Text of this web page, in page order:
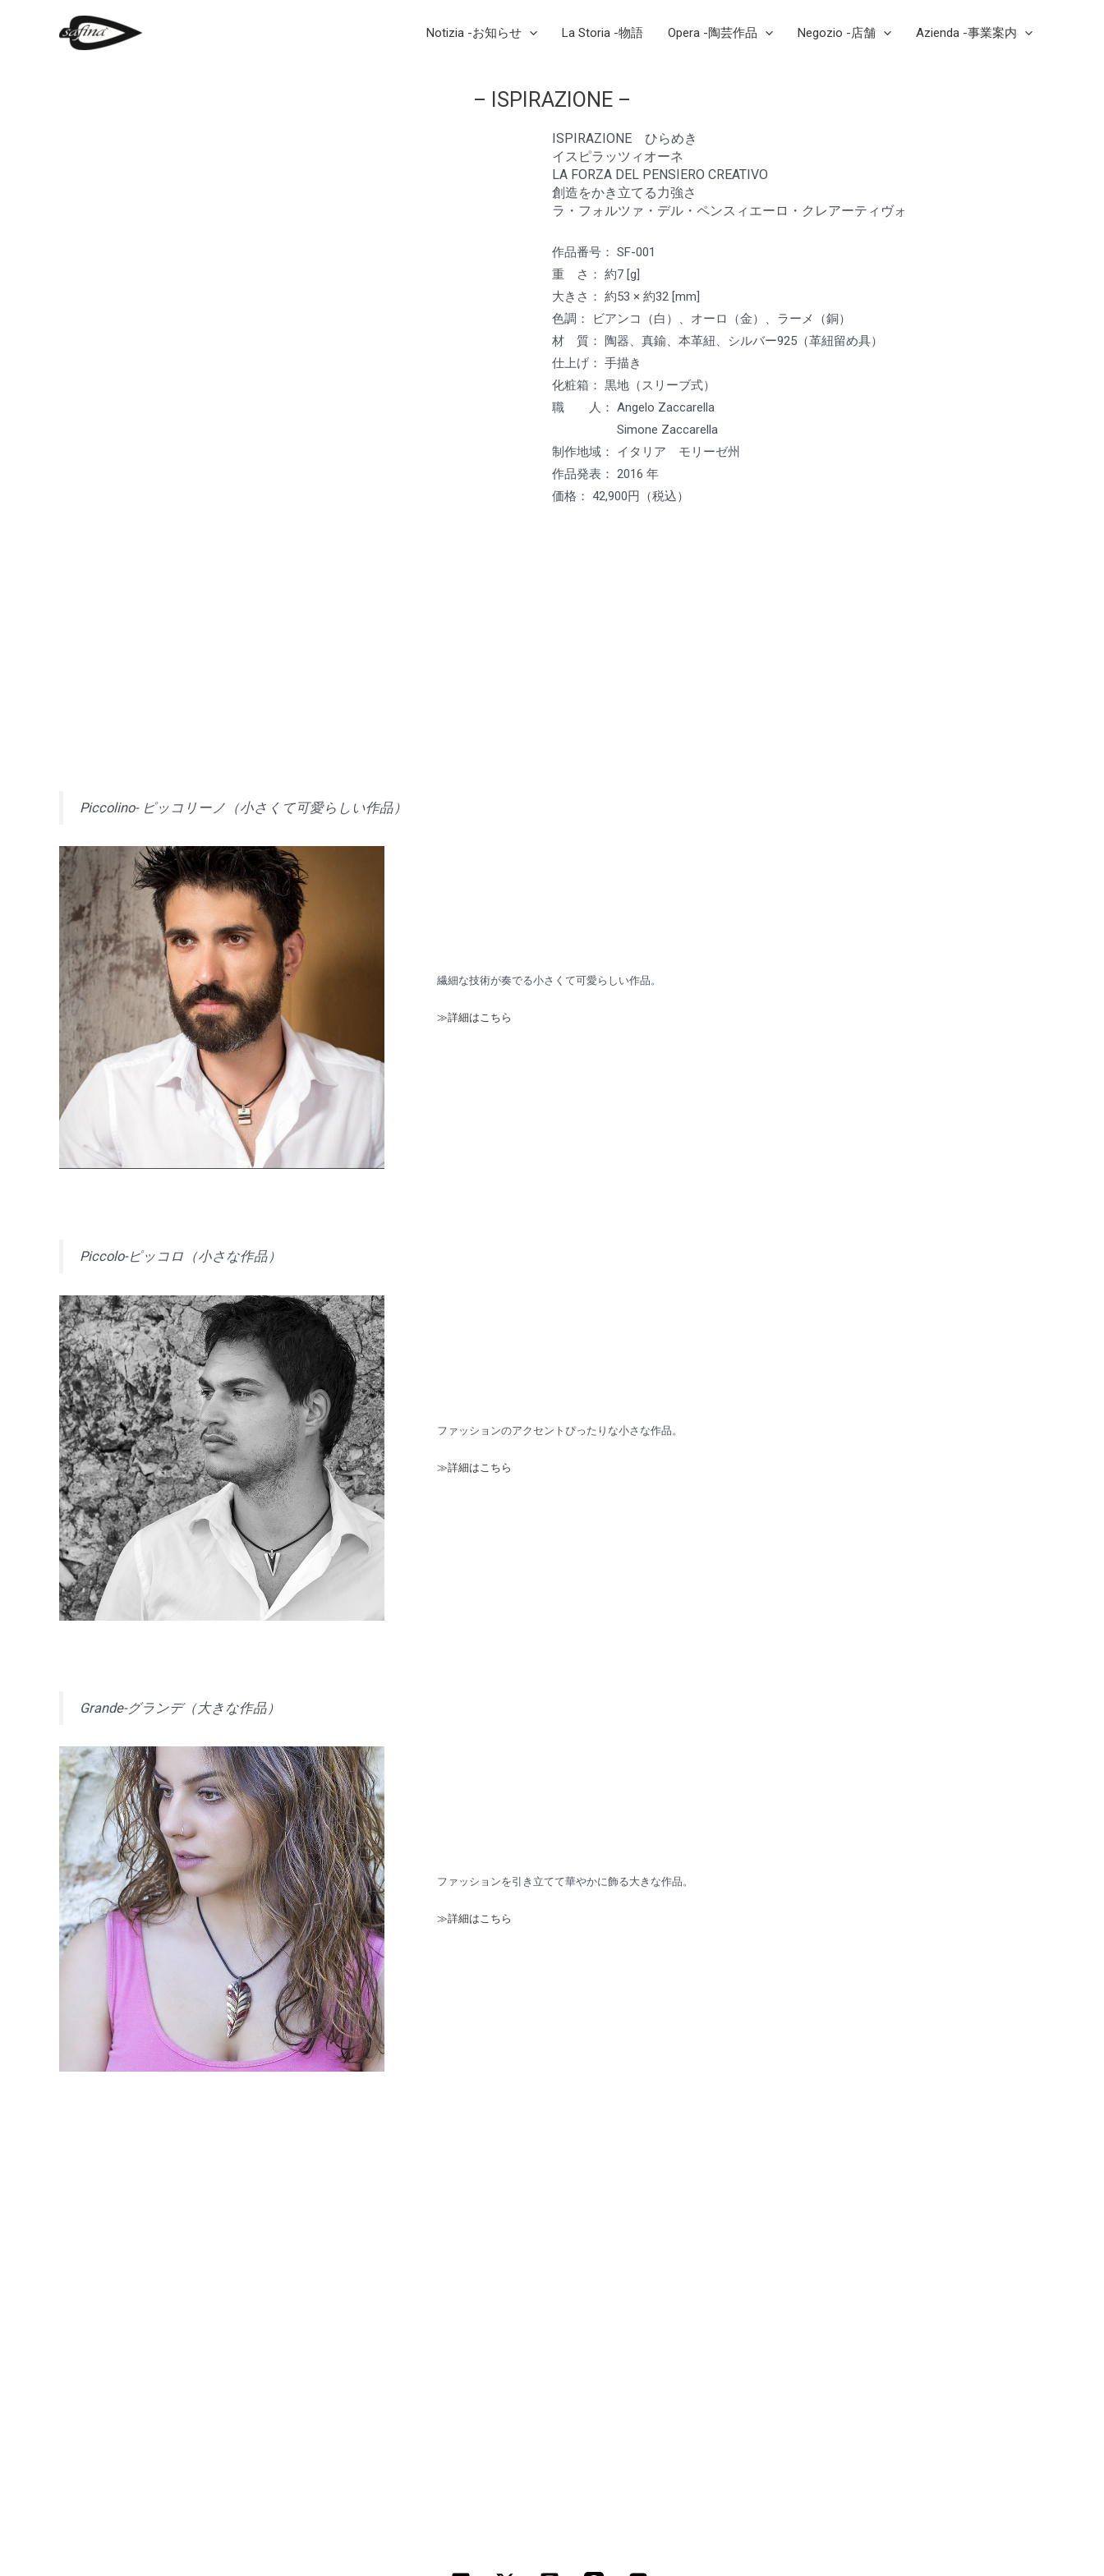
Notizia -お知らせ La Storia -物語 Opera -陶芸作品 Negozio -店舗 Azienda -事業案内
– ISPIRAZIONE –
ISPIRAZIONE ひらめき
イスピラッツィオーネ
LA FORZA DEL PENSIERO CREATIVO
創造をかき立てる力強さ
ラ・フォルツァ・デル・ペンスィエーロ・クレアーティヴォ
作品番号： SF-001
重 さ： 約7 [g]
大きさ： 約53 × 約32 [mm]
色調： ビアンコ（白）、オーロ（金）、ラーメ（銅）
材 質： 陶器、真鍮、本革紐、シルバー925（革紐留め具）
仕上げ： 手描き
化粧箱： 黒地（スリーブ式）
職 人： Angelo Zaccarella
Simone Zaccarella
制作地域： イタリア モリーゼ州
作品発表： 2016 年
価格： 42,900円（税込）
Piccolino- ピッコリーノ（小さくて可愛らしい作品）
繊細な技術が奏でる小さくて可愛らしい作品。
≫詳細はこちら
Piccolo-ピッコロ（小さな作品）
ファッションのアクセントぴったりな小さな作品。
≫詳細はこちら
Grande-グランデ（大きな作品）
ファッションを引き立てて華やかに飾る大きな作品。
≫詳細はこちら